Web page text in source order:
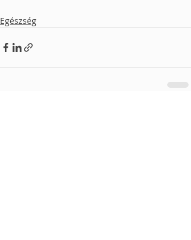
Egészség